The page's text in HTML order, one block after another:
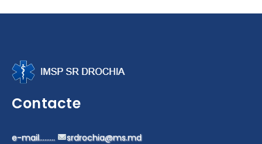
Contacte
e-mail………
srdrochia@ms.md